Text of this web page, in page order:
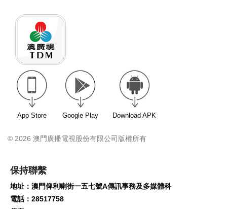
App Store Google Play Download APK
© 2026 澳門廣播電視股份有限公司版權所有
保持聯繫
地址：澳門俾利喇街一五七號A傳訊事務及多媒體科
電話：28517758